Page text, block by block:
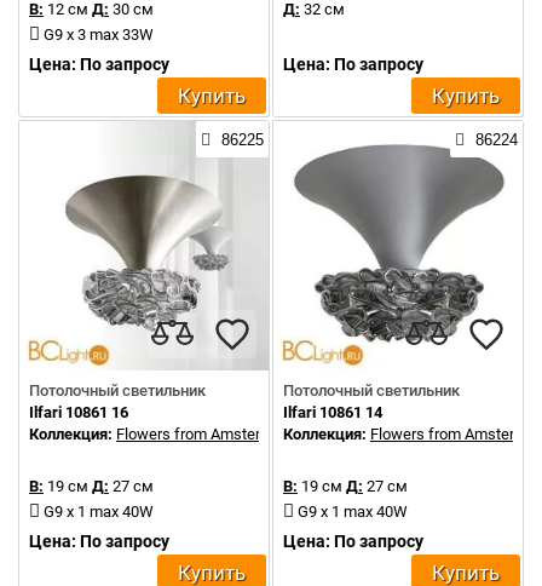
В: 12 см Д: 30 см
G9 x 3 max 33W
Цена: По запросу
Купить
Д: 32 см
Цена: По запросу
Купить
86225
Потолочный светильник
Ilfari 10861 16
Коллекция: Flowers from Amsterdam
В: 19 см Д: 27 см
G9 x 1 max 40W
Цена: По запросу
Купить
86224
Потолочный светильник
Ilfari 10861 14
Коллекция: Flowers from
В: 19 см Д: 27 см
G9 x 1 max 40W
Цена: По запросу
Купить